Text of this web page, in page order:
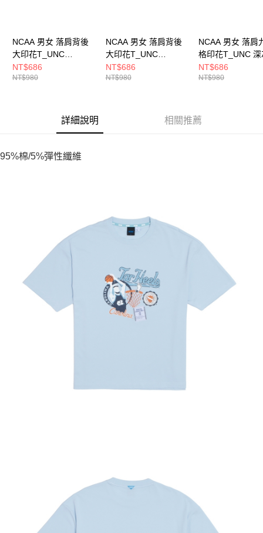
NCAA 男女 落肩背後
大印花T_UNC
7525100411
NT$686
NT$980
NCAA 男女 落肩背後
大印花T_UNC
7525100400
NT$686
NT$980
NCAA 男女 落肩
格印花T_UNC 深
7525101510
NT$686
NT$980
詳細說明 相關推薦
95%棉/5%彈性纖維